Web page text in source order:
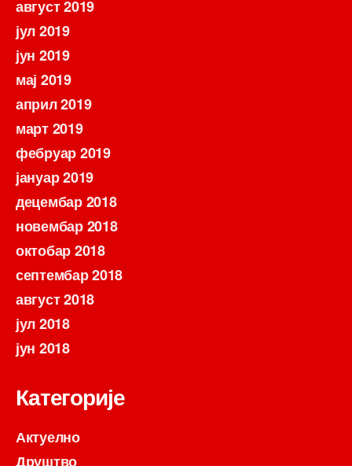
август 2019
јул 2019
јун 2019
мај 2019
април 2019
март 2019
фебруар 2019
јануар 2019
децембар 2018
новембар 2018
октобар 2018
септембар 2018
август 2018
јул 2018
јун 2018
Категорије
Актуелно
Друштво